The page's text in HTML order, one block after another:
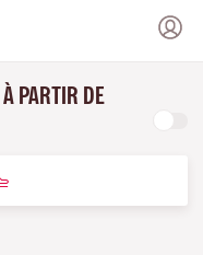
PARTIR DE